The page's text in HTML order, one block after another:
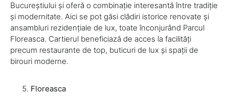
Bucureștiului și oferă o combinație interesantă între tradiție
și modernitate. Aici se pot găsi clădiri istorice renovate și
ansambluri rezidențiale de lux, toate înconjurând Parcul
Floreasca. Cartierul beneficiază de acces la facilități
precum restaurante de top, buticuri de lux și spații de
birouri moderne.
Floreasca